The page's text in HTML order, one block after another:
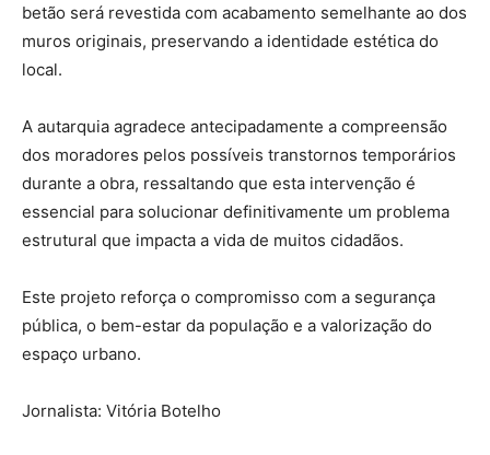
betão será revestida com acabamento semelhante ao dos
muros originais, preservando a identidade estética do
local.
A autarquia agradece antecipadamente a compreensão
dos moradores pelos possíveis transtornos temporários
durante a obra, ressaltando que esta intervenção é
essencial para solucionar definitivamente um problema
estrutural que impacta a vida de muitos cidadãos.
Este projeto reforça o compromisso com a segurança
pública, o bem-estar da população e a valorização do
espaço urbano.
Jornalista: Vitória Botelho